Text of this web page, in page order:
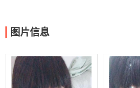
图片信息